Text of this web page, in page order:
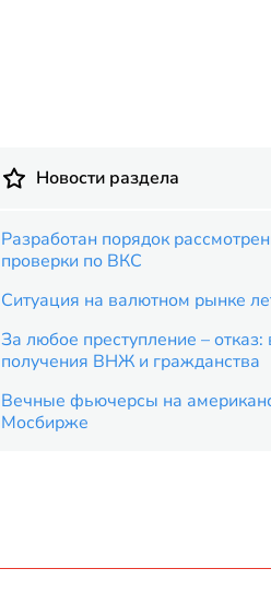
Новости раздела
Разработан порядок
проверки по ВКС
Ситуация на валютном рынке
За любое преступление –
получения ВНЖ и гражданства
Вечные фьючерсы на
Мосбирже